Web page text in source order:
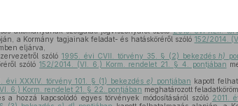
állományának szolgálati jogviszonyáról szóló2015. évi XLII.
a Kormány tagjainak feladat- és hatásköréről szóló 152/2014.
eljárva,
szóló1995. évi CVII. törvény 35. § (2) bekezdésh)
szóló152/2014. (VI. 6.) Korm. rendelet 21. § 4. pontjában
évi XXXIV. törvény 101. § (1) bekezdése) pontjában kapott
6.) Korm. rendelet 21. § 22. pontjában meghatározott
a hozzá kapcsolódó egyes törvények módosításáról szóló 2011.